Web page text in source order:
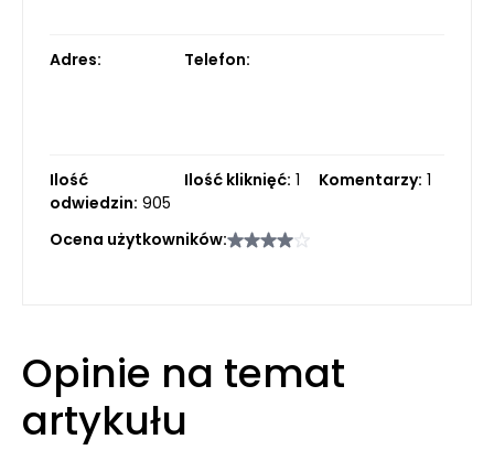
Adres: Telefon:
Ilość
odwiedzin: 905
Ilość kliknięć: 1 Komentarzy: 1
Ocena użytkowników:
Opinie na temat
artykułu